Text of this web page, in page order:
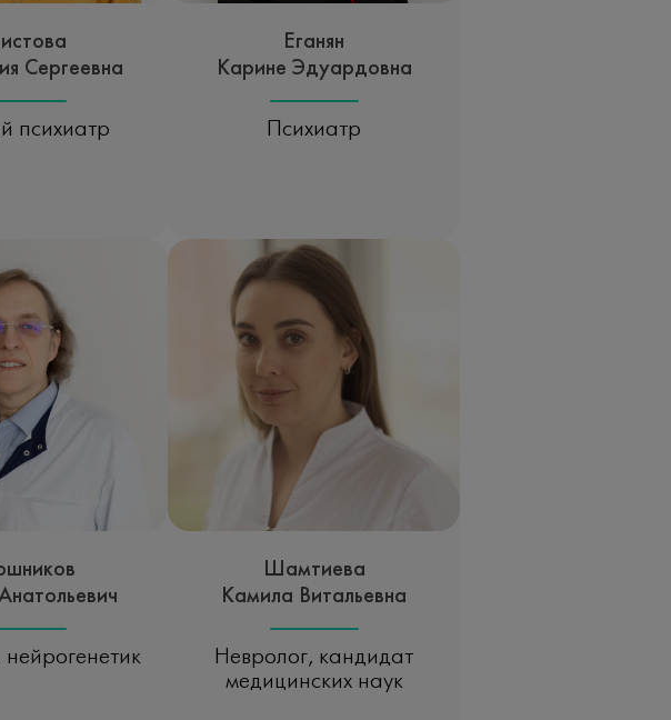
Сергеевна
психиатр
Еганян
Карине Эдуардовна
Психиатр
нейрогенетик
Шамтиева
Камила Витальевна
Невролог, кандидат
медицинских наук